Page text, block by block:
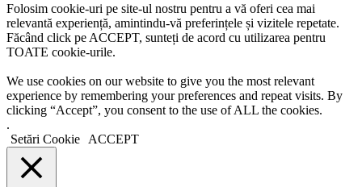
Folosim cookie-uri pe site-ul nostru pentru a vă oferi cea mai
relevantă experiență, amintindu-vă preferințele și vizitele repetate.
Făcând click pe ACCEPT, sunteți de acord cu utilizarea pentru
TOATE cookie-urile.
We use cookies on our website to give you the most relevant
experience by remembering your preferences and repeat visits. By
clicking “Accept”, you consent to the use of ALL the cookies.
.
Setări Cookie
ACCEPT